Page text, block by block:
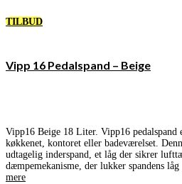
TILBUD
Vipp 16 Pedalspand – Beige
Vipp16 Beige 18 Liter. Vipp16 pedalspand
køkkenet, kontoret eller badeværelset.
udtagelig inderspand, et låg der sikrer
dæmpemekanisme, der lukker spandens
mere